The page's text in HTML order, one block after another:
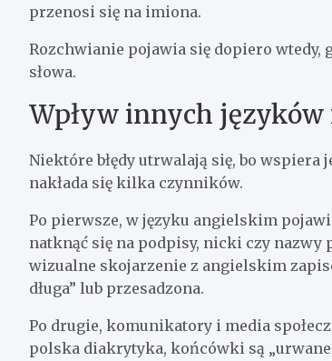
przenosi się na imiona.
Rozchwianie pojawia się dopiero wtedy,
słowa.
Wpływ innych
Niektóre błędy utrwalają się, bo wspiera
nakłada się kilka czynników.
Po pierwsze, w języku angielskim
natknąć się na podpisy, nicki czy nazwy
wizualne skojarzenie z angielskim
długa” lub przesadzona.
Po drugie, komunikatory i media
polska diakrytyka, końcówki są